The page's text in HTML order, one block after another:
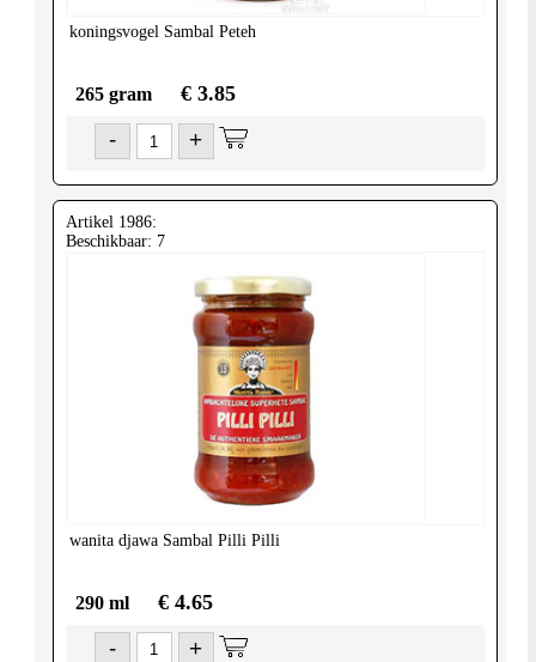
koningsvogel Sambal Peteh
265 gram € 3.85
- +
Artikel 1986:
Beschikbaar: 7
wanita djawa Sambal Pilli Pilli
290 ml € 4.65
- +